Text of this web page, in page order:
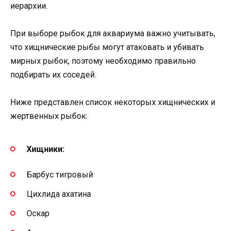
иерархии.
При выборе рыбок для аквариума важно учитывать,
что хищнические рыбы могут атаковать и убивать
мирных рыбок, поэтому необходимо правильно
подбирать их соседей.
Ниже представлен список некоторых хищнических и
жертвенных рыбок:
Хищники:
Барбус тигровый
Цихлида ахатина
Оскар